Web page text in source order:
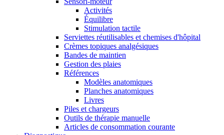
Activités
Équilibre
Stimulation tactile
Serviettes réutilisables et chemises d'hôpital
Crèmes topiques analgésiques
Bandes de maintien
Gestion des plaies
Références
Modèles anatomiques
Planches anatomiques
Livres
Piles et chargeurs
Outils de thérapie manuelle
Articles de consommation courante